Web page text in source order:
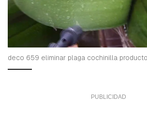
deco 659 eliminar plaga cochinilla